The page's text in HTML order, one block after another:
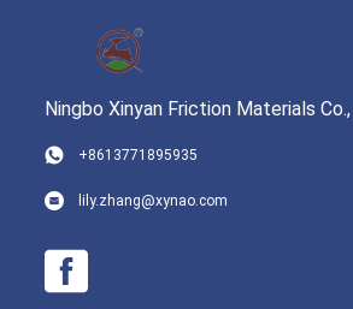
Ningbo Xinyan Friction Materials
+8613771895935
lily.zhang@xynao.com